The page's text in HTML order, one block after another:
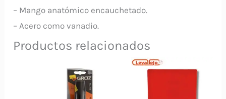
– Mango anatómico encauchetado.
– Acero como vanadio.
Productos relacionados